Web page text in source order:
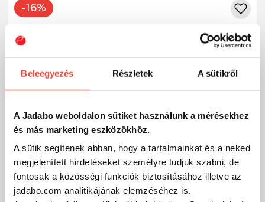
Beleegyezés Részletek A sütikről
A Jadabo weboldalon sütiket használunk a mérésekhez
és más marketing eszközökhöz.
A sütik segítenek abban, hogy a tartalmainkat és a neked
megjelenített hirdetéseket személyre tudjuk szabni, de
fontosak a közösségi funkciók biztosításához illetve az
jadabo.com analitikájának elemzéséhez is.
-16%